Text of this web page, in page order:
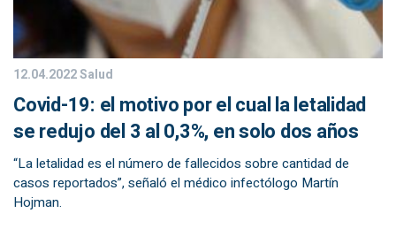
12.04.2022Salud
Covid-19: el motivo por el cual la letalidad
se redujo del 3 al 0,3%, en solo dos años
“La letalidad es el número de fallecidos sobre cantidad de
casos reportados”, señaló el médico infectólogo Martín
Hojman.